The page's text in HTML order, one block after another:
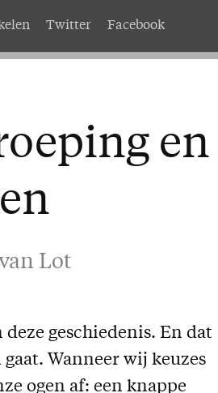
Adreswijziging
Nabestellen
Twitter Facebook
en
Lot
geschiedenis. En dat
Wanneer wij keuzes
ogen af: een knappe